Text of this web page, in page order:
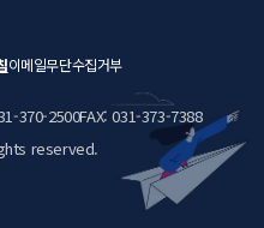
이메일무단수집거부
370-2500FAX: 031-373-7388
reserved.